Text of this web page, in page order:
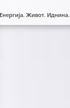
Енергија. Живот. Иднина.